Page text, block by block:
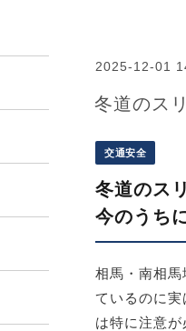
2025-12-01
冬道のス
交通安全
冬道のス
今のうち
相馬・南相
ているのに実
は特に注意が